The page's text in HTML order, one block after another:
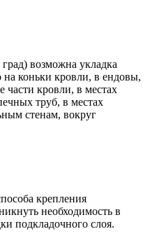
возможна укладка
на коньки кровли, в ендовы,
части кровли, в местах
труб, в местах
стенам, вокруг
крепления
необходимость в
подкладочного слоя.